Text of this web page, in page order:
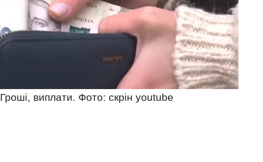
Гроші, виплати. Фото: скрін youtube